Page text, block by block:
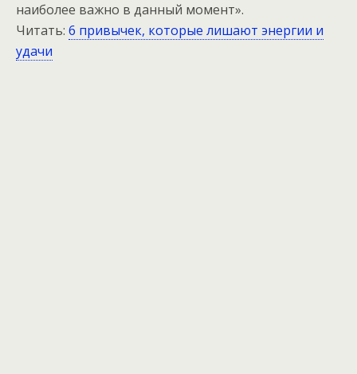
наиболее важно в данный момент».
Читать: 6 привычек, которые лишают энергии и
удачи